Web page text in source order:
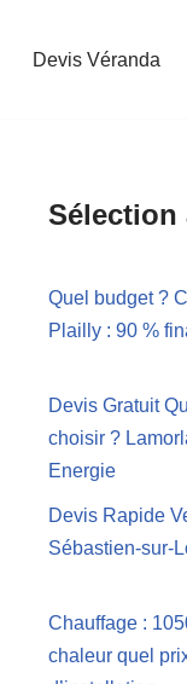
Devis Véranda
Sélection
Quel budget ?
Plailly : 90 %
Devis Gratuit
choisir ?
Energie
Devis Rapide
Sébastien-sur-
Chauffage :
chaleur quel